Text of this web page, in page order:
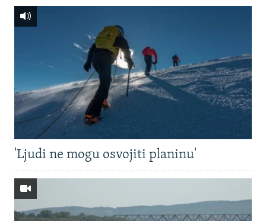
'Ljudi ne mogu osvojiti planinu'